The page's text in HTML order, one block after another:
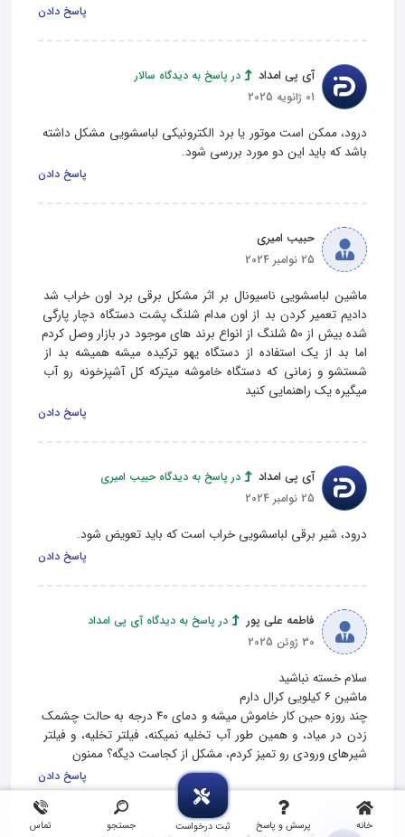
خانه پرسش و پاسخ ثبت درخواست جستجو تماس
پاسخ دادن
آی پی امداد
در پاسخ به دیدگاه سالار
01 ژانویه 2025
درود، ممکن است موتور یا برد الکترونیکی لباسشویی مشکل داشته
باشد که باید این دو مورد بررسی شود.
پاسخ دادن
حبیب امیری
25 نوامبر 2024
ماشین لباسشویی ناسیونال بر اثر مشکل برقی برد اون خراب شد
دادیم تعمیر کردن بد از اون مدام شلنگ پشت دستگاه دچار پارگی
شده بیش از ۵۰ شلنگ از انواع برند های موجود در بازار وصل کردم
اما بد از یک استفاده از دستگاه یهو ترکیده میشه همیشه بد از
شستشو و زمانی که دستگاه خاموشه میترکه کل آشپزخونه رو آب
میگیره یک راهنمایی کنید
پاسخ دادن
آی پی امداد
در پاسخ به دیدگاه حبیب امیری
25 نوامبر 2024
درود، شیر برقی لباسشویی خراب است که باید تعویض شود.
پاسخ دادن
فاطمه علی پور
در پاسخ به دیدگاه آی پی امداد
30 ژوئن 2025
چند روزه حین کار خاموش میشه و دمای ۴۰ درجه به حالت چشمک
زدن در میاد، و همین طور آب تخلیه نمیکنه، فیلتر تخلیه، و فیلتر
شیرهای ورودی رو تمیز کردم، مشکل از کجاست دیگه؟ ممنون
پاسخ دادن